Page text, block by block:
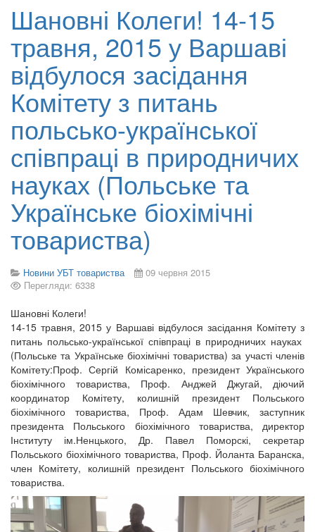
Шановні Колеги! 14-15
травня, 2015 у Варшаві
відбулося засідання
Комітету з питань
польсько-української
співпраці в природничих
науках (Польське та
Українське біохімічні
товариства)
Новини УБТ товариства
09 червня 2015
Перегляди: 6338
Шановні Колеги!
14-15 травня, 2015 у Варшаві відбулося засідання Комітету з
питань польсько-української співпраці в природничих науках
(Польське та Українське біохімічні товариства) за участі членів
Комітету:Проф. Сергій Комісаренко, президент Українського
біохімічного товариства, Проф. Анджей Джугай, діючий
координатор Комітету, колишній президент Польського
біохімічного товариства, Проф. Адам Шевчик, заступник
президента Польського біохімічного товариства, директор
Інституту ім.Ненцького, Др. Павел Поморскі, секретар
Польського біохімічного товариства, Проф. Йоланта Баранска,
член Комітету, колишній президент Польського біохімічного
товариства.